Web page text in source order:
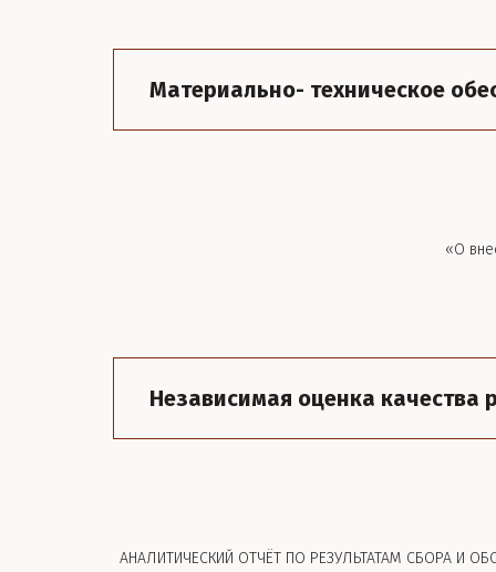
Материально- техническое
«О
Независимая оценка качества
АНАЛИТИЧЕСКИЙ ОТЧЁТ ПО РЕЗУЛЬТАТАМ СБОРА И